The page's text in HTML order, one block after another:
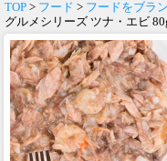
TOP > フード > フードをブラ
グルメシリーズ ツナ・エビ